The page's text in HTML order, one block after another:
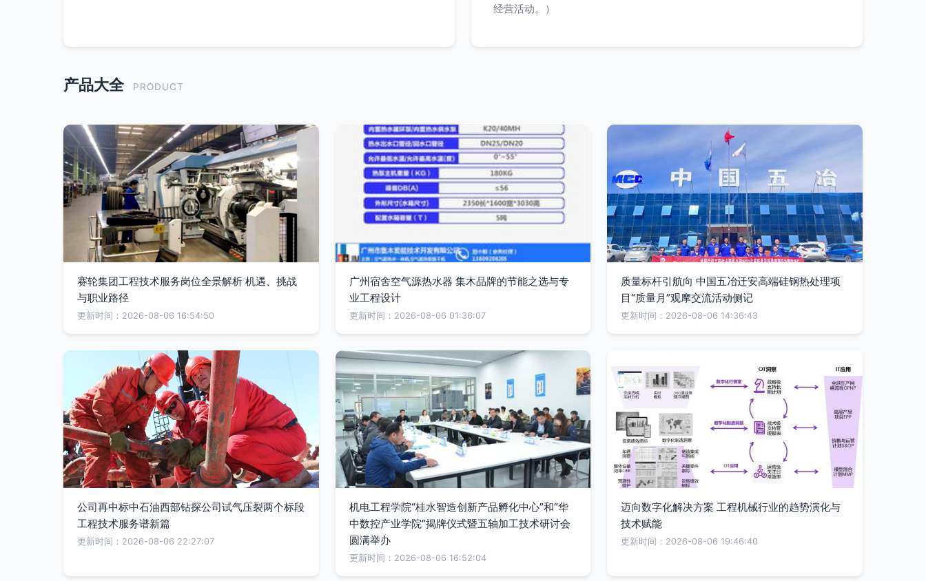
经营活动。）
产品大全 PRODUCT
赛轮集团工程技术服务岗位全景解析 机遇、挑战
与职业路径
更新时间：2026-08-06 16:54:50
广州宿舍空气源热水器 集木品牌的节能之选与专
业工程设计
更新时间：2026-08-06 01:36:07
质量标杆引航向 中国五冶迁安高端硅钢热处理项
目“质量月”观摩交流活动侧记
更新时间：2026-08-06 14:36:43
公司再中标中石油西部钻探公司试气压裂两个标段
工程技术服务谱新篇
更新时间：2026-08-06 22:27:07
机电工程学院“桂水智造创新产品孵化中心”和“华
中数控产业学院”揭牌仪式暨五轴加工技术研讨会
圆满举办
更新时间：2026-08-06 16:52:04
迈向数字化解决方案 工程机械行业的趋势演化与
技术赋能
更新时间：2026-08-06 19:46:40